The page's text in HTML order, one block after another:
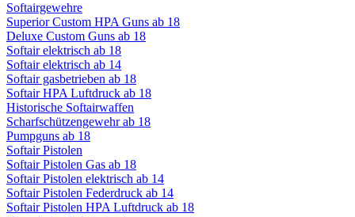
Softairgewehre
Superior Custom HPA Guns ab 18
Deluxe Custom Guns ab 18
Softair elektrisch ab 18
Softair elektrisch ab 14
Softair gasbetrieben ab 18
Softair HPA Luftdruck ab 18
Historische Softairwaffen
Scharfschützengewehr ab 18
Pumpguns ab 18
Softair Pistolen
Softair Pistolen Gas ab 18
Softair Pistolen elektrisch ab 14
Softair Pistolen Federdruck ab 14
Softair Pistolen HPA Luftdruck ab 18